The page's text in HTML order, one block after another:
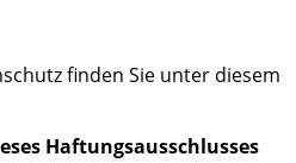
finden Sie unter diesem
Haftungsausschlusses